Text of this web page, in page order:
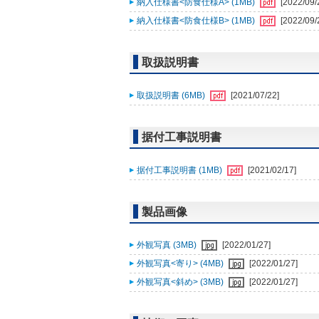
納入仕様書<防食仕様B> (1MB)
[2022/09/
取扱説明書
取扱説明書 (6MB) [2021/07/22]
据付工事説明書
据付工事説明書 (1MB) [2021/02/17]
製品画像
外観写真 (3MB)
[2022/01/27]
外観写真<寄り> (4MB)
[2022/01/27]
外観写真<斜め> (3MB)
[2022/01/27]